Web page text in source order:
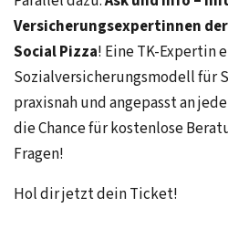
Versicherungsexpertinnen
Social Pizza! Eine TK-Expertin
Sozialversicherungsmodell für
praxisnah und angepasst an
die Chance für kostenlose
Fragen!
Hol dir jetzt dein Ticket!